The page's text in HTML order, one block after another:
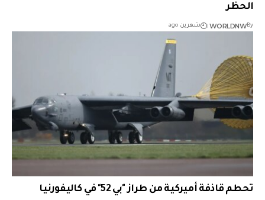
الحظر
By
WORLDNW شهرين ago
تحطم قاذفة أميركية من طراز "بي 52" في كاليفورنيا